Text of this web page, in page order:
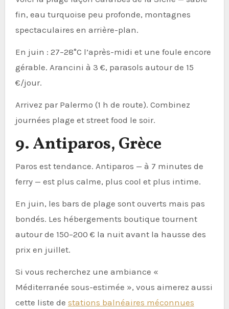
fin, eau turquoise peu profonde, montagnes
spectaculaires en arrière-plan.
En juin : 27–28°C l’après-midi et une foule encore
gérable. Arancini à 3 €, parasols autour de 15
€/jour.
Arrivez par Palermo (1 h de route). Combinez
journées plage et street food le soir.
9. Antiparos, Grèce
Paros est tendance. Antiparos — à 7 minutes de
ferry — est plus calme, plus cool et plus intime.
En juin, les bars de plage sont ouverts mais pas
bondés. Les hébergements boutique tournent
autour de 150–200 € la nuit avant la hausse des
prix en juillet.
Si vous recherchez une ambiance «
Méditerranée sous-estimée », vous aimerez aussi
cette liste de stations balnéaires méconnues